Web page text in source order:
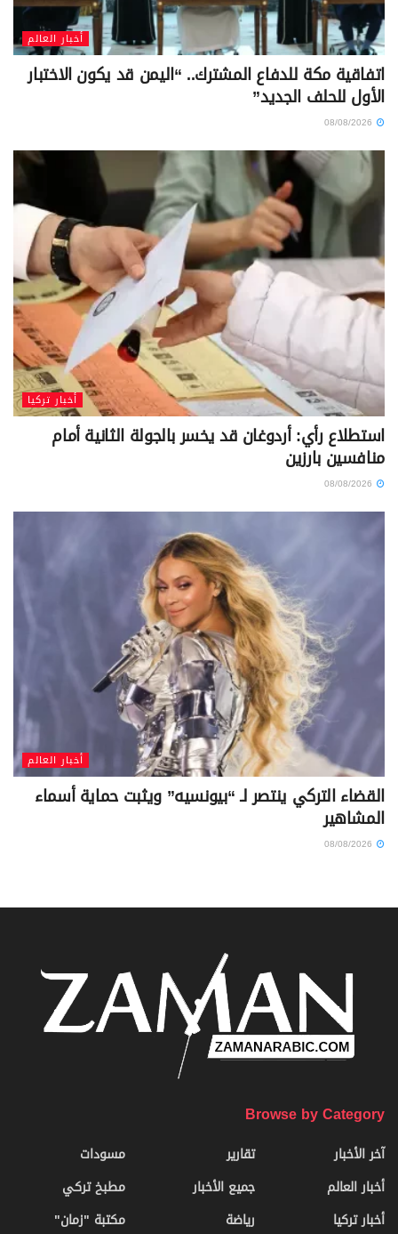
أخبار العالم
اتفاقية مكة للدفاع المشترك.. “اليمن قد يكون الاختبار
الأول للحلف الجديد”
أخبار تركيا
استطلاع رأي: أردوغان قد يخسر بالجولة الثانية أمام
منافسين بارزين
أخبار العالم
القضاء التركي ينتصر لـ “بيونسيه” ويثبت حماية أسماء
المشاهير
Browse by Category
آخر الأخبار
أخبار العالم
أخبار تركيا
تقارير
جميع الأخبار
رياضة
مسودات
مطبخ تركي
مكتبة "زمان"